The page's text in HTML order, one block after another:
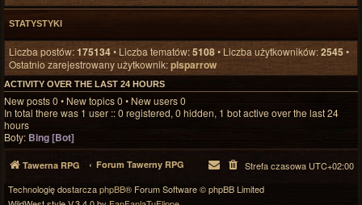
STATYSTYKI
Liczba postów:175134• Liczba tematów:5108• Liczba użytkowników:2545•
Ostatnio zarejestrowany użytkownik:plsparrow
ACTIVITY OVER THE LAST 24 HOURS
New posts 0 • New topics 0 • New users 0
In total there was 1 user :: 0 registered, 0 hidden, 1 bot active over the last 24
hours
Boty: Bing [Bot]
Tawerna RPG Forum Tawerny RPG Strefa czasowa UTC+02:00
Technologię dostarczaphpBB® Forum Software © phpBB Limited